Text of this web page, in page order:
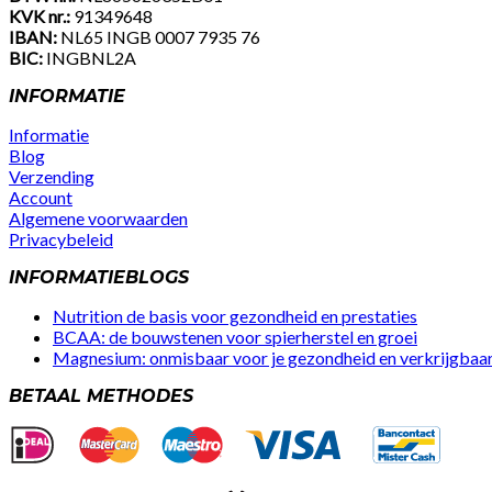
KVK nr.: 91349648
IBAN: NL65 INGB 0007 7935 76
BIC: INGBNL2A
INFORMATIE
Informatie
Blog
Verzending
Account
Algemene voorwaarden
Privacybeleid
INFORMATIEBLOGS
Nutrition de basis voor gezondheid en prestaties
BCAA: de bouwstenen voor spierherstel en groei
Magnesium: onmisbaar voor je gezondheid en
BETAAL METHODES